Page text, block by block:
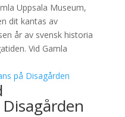
Uppsala Museum,
dit kantas av
år av svensk historia
Vid Gamla